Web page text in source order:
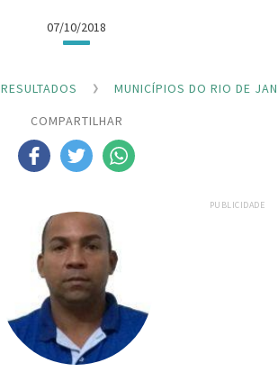
07/10/2018
RESULTADOS
MUNICÍPIOS DO RIO DE
COMPARTILHAR
PUBLICIDADE